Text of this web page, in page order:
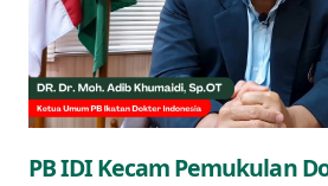
PB IDI Kecam Pemukulan